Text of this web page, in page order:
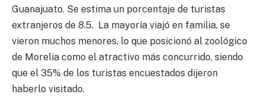
Guanajuato. Se estima un porcentaje de turistas
extranjeros de 8.5. La mayoría viajó en familia, se
vieron muchos menores, lo que posicionó al zoológico
de Morelia como el atractivo más concurrido, siendo
que el 35% de los turistas encuestados dijeron
haberlo visitado.